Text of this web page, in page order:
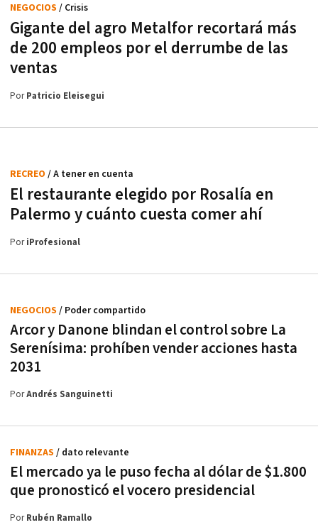
Gigante del agro Metalfor recortará más
de 200 empleos por el derrumbe de las
ventas
NEGOCIOS / Crisis
PorPatricio Eleisegui
El restaurante elegido por Rosalía en
Palermo y cuánto cuesta comer ahí
RECREO / A tener en cuenta
PoriProfesional
Arcor y Danone blindan el control sobre La
Serenísima: prohíben vender acciones hasta
2031
NEGOCIOS / Poder compartido
PorAndrés Sanguinetti
El mercado ya le puso fecha al dólar de $1.800
que pronosticó el vocero presidencial
FINANZAS / dato relevante
PorRubén Ramallo